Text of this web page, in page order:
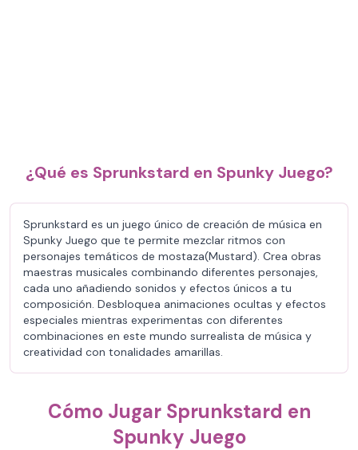
¿Qué es Sprunkstard en Spunky Juego?
Sprunkstard es un juego único de creación de música en
Spunky Juego que te permite mezclar ritmos con
personajes temáticos de mostaza(Mustard). Crea obras
maestras musicales combinando diferentes personajes,
cada uno añadiendo sonidos y efectos únicos a tu
composición. Desbloquea animaciones ocultas y efectos
especiales mientras experimentas con diferentes
combinaciones en este mundo surrealista de música y
creatividad con tonalidades amarillas.
Cómo Jugar Sprunkstard en
Spunky Juego